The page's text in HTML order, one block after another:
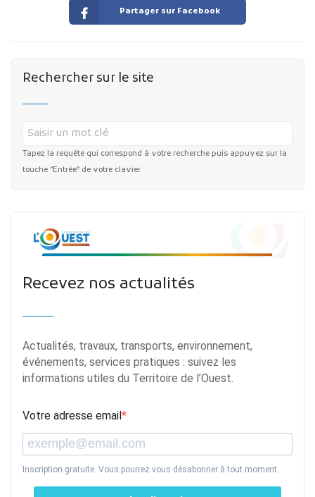
Partager sur Facebook
Rechercher sur le site
Tapez la requête qui correspond à votre recherche puis appuyez sur la
touche "Entrée" de votre clavier.
Recevez nos actualités
Actualités, travaux, transports, environnement,
événements, services pratiques : suivez les
informations utiles du Territoire de l’Ouest.
Votre adresse email
Inscription gratuite. Vous pourrez vous désabonner à tout moment.